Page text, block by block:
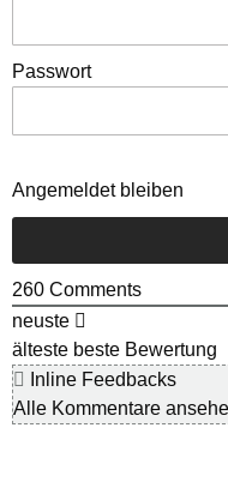
Passwort
Angemeldet bleiben
260 Comments
neuste
älteste beste Bewertung
Inline Feedbacks
Alle Kommentare